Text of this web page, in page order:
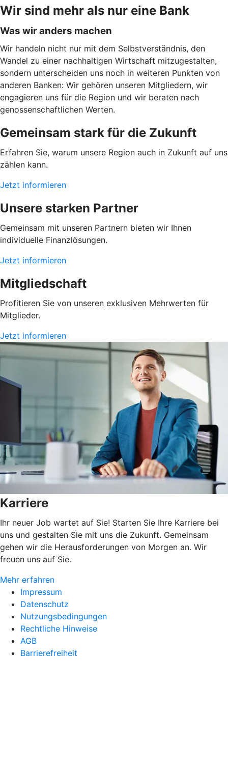
Wir sind mehr als nur eine Bank
Was wir anders machen
Wir handeln nicht nur mit dem Selbstverständnis, den
Wandel zu einer nachhaltigen Wirtschaft mitzugestalten,
sondern unterscheiden uns noch in weiteren Punkten von
anderen Banken: Wir gehören unseren Mitgliedern, wir
engagieren uns für die Region und wir beraten nach
genossenschaftlichen Werten.
Gemeinsam stark für die Zukunft
Erfahren Sie, warum unsere Region auch in Zukunft auf uns
zählen kann.
Jetzt informieren
Unsere starken Partner
Gemeinsam mit unseren Partnern bieten wir Ihnen
individuelle Finanzlösungen.
Jetzt informieren
Mitgliedschaft
Profitieren Sie von unseren exklusiven Mehrwerten für
Mitglieder.
Jetzt informieren
Karriere
Ihr neuer Job wartet auf Sie! Starten Sie Ihre Karriere bei
uns und gestalten Sie mit uns die Zukunft. Gemeinsam
gehen wir die Herausforderungen von Morgen an. Wir
freuen uns auf Sie.
Mehr erfahren
Impressum
Datenschutz
Nutzungsbedingungen
Rechtliche Hinweise
AGB
Barrierefreiheit